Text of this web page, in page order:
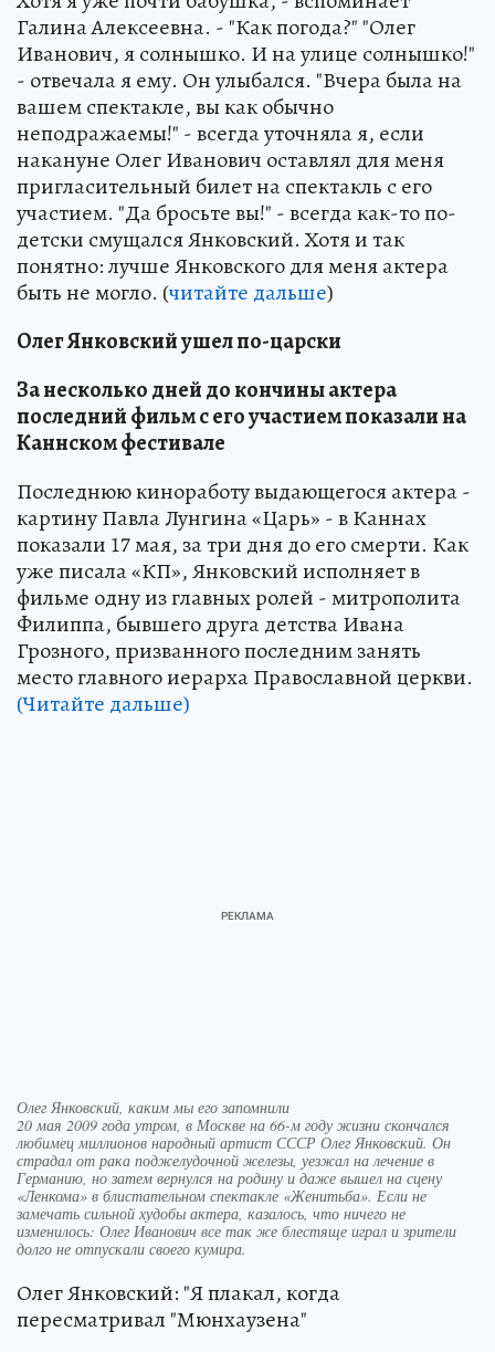
Галина Алексеевна. - "Как погода?" "Олег
Иванович, я солнышко. И на улице солнышко!"
- отвечала я ему. Он улыбался. "Вчера была на
вашем спектакле, вы как обычно
неподражаемы!" - всегда уточняла я, если
накануне Олег Иванович оставлял для меня
пригласительный билет на спектакль с его
участием. "Да бросьте вы!" - всегда как-то по-
детски смущался Янковский. Хотя и так
понятно: лучше Янковского для меня актера
быть не могло. (читайте дальше)
Олег Янковский ушел по-царски
За несколько дней до кончины актера
последний фильм с его участием показали на
Каннском фестивале
Последнюю киноработу выдающегося актера -
картину Павла Лунгина «Царь» - в Каннах
показали 17 мая, за три дня до его смерти. Как
уже писала «КП», Янковский исполняет в
фильме одну из главных ролей - митрополита
Филиппа, бывшего друга детства Ивана
Грозного, призванного последним занять
место главного иерарха Православной церкви.
(Читайте дальше)
Олег Янковский, каким мы его запомнили
20 мая 2009 года утром, в Москве на 66-м году жизни скончался
любимец миллионов народный артист СССР Олег Янковский. Он
страдал от рака поджелудочной железы, уезжал на лечение в
Германию, но затем вернулся на родину и даже вышел на сцену
«Ленкома» в блистательном спектакле «Женитьба». Если не
замечать сильной худобы актера, казалось, что ничего не
изменилось: Олег Иванович все так же блестяще играл и зрители
долго не отпускали своего кумира.
Олег Янковский: "Я плакал, когда
пересматривал "Мюнхаузена"